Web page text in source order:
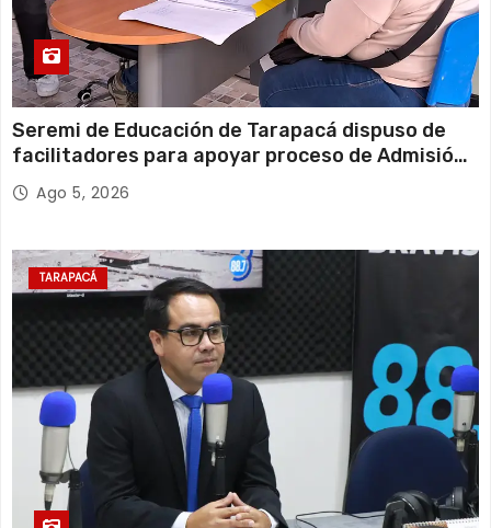
Seremi de Educación de Tarapacá dispuso de
facilitadores para apoyar proceso de Admisión
Escolar 2027
Ago 5, 2026
TARAPACÁ